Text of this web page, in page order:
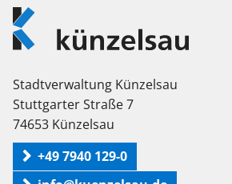
Logo
Künzelsau
Stadtverwaltung Künzelsau
Stuttgarter Straße 7
74653 Künzelsau
+49 7940 129-0